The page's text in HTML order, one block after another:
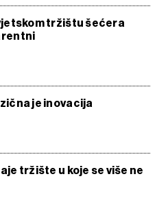
tržištu šećera
je inovacija
tržište u koje se više ne